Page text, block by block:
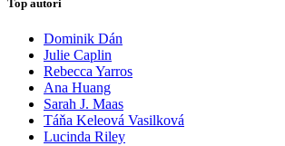
Top autori
Dominik Dán
Julie Caplin
Rebecca Yarros
Ana Huang
Sarah J. Maas
Táňa Keleová Vasilková
Lucinda Riley